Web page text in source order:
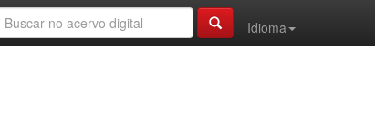
Idioma